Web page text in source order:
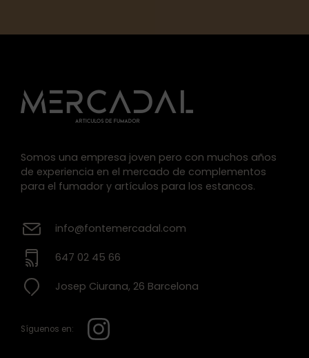
Somos una empresa joven pero con muchos años
de experiencia en el mercado de complementos
para el fumador y artículos para los estancos.
info@fontemercadal.com
647 02 45 66
Josep Ciurana, 26 Barcelona
Síguenos en: